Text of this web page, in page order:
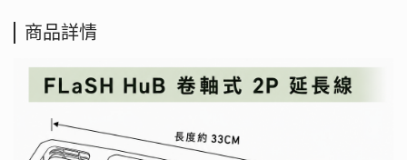
商品詳情